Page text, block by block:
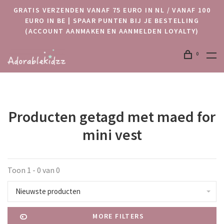
GRATIS VERZENDEN VANAF 75 EURO IN NL / VANAF 100
EURO IN BE | SPAAR PUNTEN BIJ JE BESTELLING
(ACCOUNT AANMAKEN EN AANMELDEN LOYALTY)
0
Producten getagd met maed for
mini vest
Toon 1 - 0 van 0
Nieuwste producten
MORE FILTERS